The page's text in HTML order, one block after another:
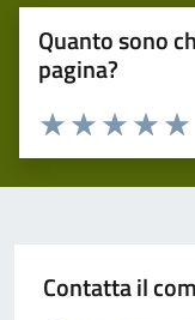
Quanto sono
pagina?
Valuta
Valuta 3
Valuta 2 stelle
Valuta 1 stelle su 5
Contatta il